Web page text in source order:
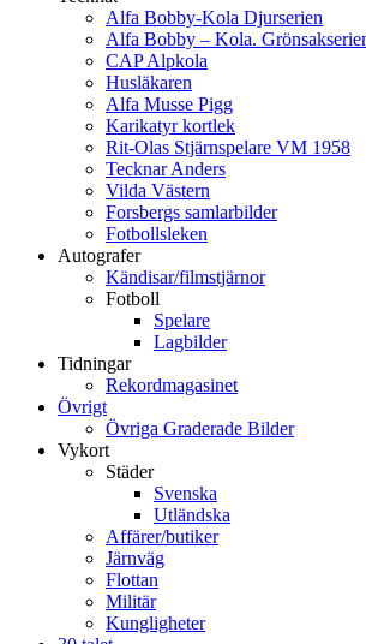
Alfa Bobby-Kola Djurserien
Alfa Bobby – Kola.
CAP Alpkola
Husläkaren
Alfa Musse Pigg
Karikatyr kortlek
Rit-Olas Stjärnspelare VM 1958
Tecknar Anders
Vilda Västern
Forsbergs samlarbilder
Fotbollsleken
Autografer
Kändisar/filmstjärnor
Fotboll
Spelare
Lagbilder
Tidningar
Rekordmagasinet
Övrigt
Övriga Graderade Bilder
Vykort
Städer
Svenska
Utländska
Affärer/butiker
Järnväg
Flottan
Militär
Kungligheter